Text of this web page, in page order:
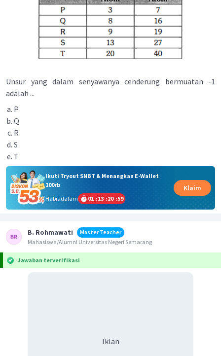
Unsur yang dalam senyawanya cenderung bermuatan -1
adalah ...
P
Q
R
S
T
Ikuti Tryout SNBT & Menangkan E-Wallet
100rb
Habis dalam
01 :13 :20 :59
Klaim
B. Rohmawati
Master Teacher
Mahasiswa/Alumni Universitas Negeri Semarang
Jawaban terverifikasi
Iklan